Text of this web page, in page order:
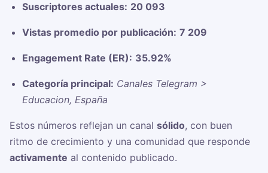
Suscriptores actuales: 20 093
Vistas promedio por publicación: 7 209
Engagement Rate (ER): 35.92%
Categoría principal: Canales Telegram >
Educacion, España
Estos números reflejan un canal sólido, con buen
ritmo de crecimiento y una comunidad que responde
activamente al contenido publicado.